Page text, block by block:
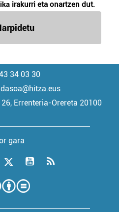
irakurri eta onartzen dut.
34 03 30
Errenteria-Orereta 20100
gara